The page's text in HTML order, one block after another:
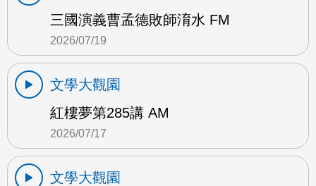
三國演義曹孟德敗師淯水 FM
2026/07/19
文學大觀園
紅樓夢第285講 AM
2026/07/17
文學大觀園